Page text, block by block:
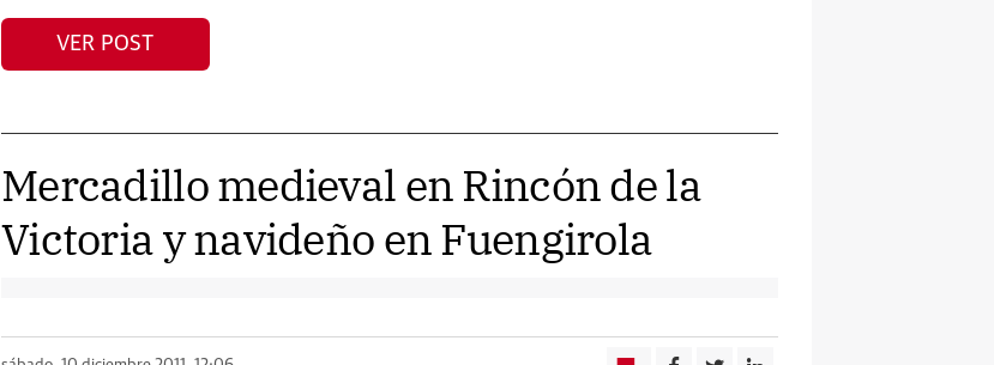
VER POST
Mercadillo medieval en Rincón de la
Victoria y navideño en Fuengirola